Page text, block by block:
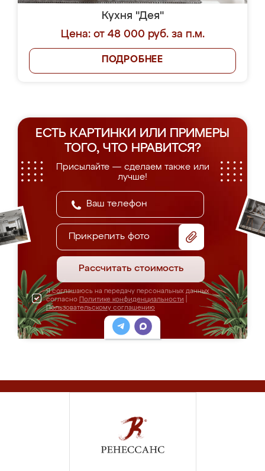
Кухня "Дея"
Цена: от 48 000 руб. за п.м.
ПОДРОБНЕЕ
ЕСТЬ КАРТИНКИ ИЛИ ПРИМЕРЫ
ТОГО, ЧТО НРАВИТСЯ?
Присылайте — сделаем также или
лучше!
Прикрепить фото
Рассчитать стоимость
Я соглашаюсь на передачу персональных данных
согласно Политике конфиденциальности
Пользовательскому соглашению